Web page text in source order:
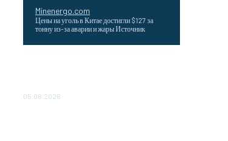
Minenergo.com
Цены на уголь в Китае достигли $127 за
тонну из-за аварии и жары Источник
05.08.2026